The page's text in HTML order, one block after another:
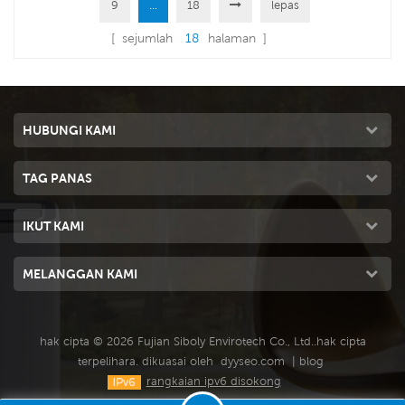
motor kipas 22.0KW pendawaian
tembaga tulen, membawakan
industri.
9 ... 18 lepas
[ sejumlah 18 halaman ]
HUBUNGI KAMI
TAG PANAS
IKUT KAMI
MELANGGAN KAMI
hak cipta © 2026 Fujian Siboly Envirotech Co., Ltd..hak cipta
terpelihara. dikuasai oleh dyyseo.com
blog
rangkaian ipv6 disokong